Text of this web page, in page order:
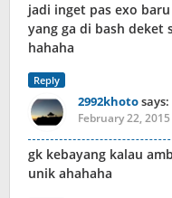
jadi inget pas exo
yang ga di bash deket
hahaha
Reply
2992khotosays:
February 22,
gk kebayang kalau
unik ahahaha